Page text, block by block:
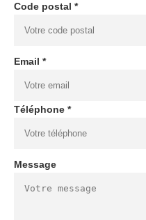
Code postal *
Email *
Téléphone *
Message